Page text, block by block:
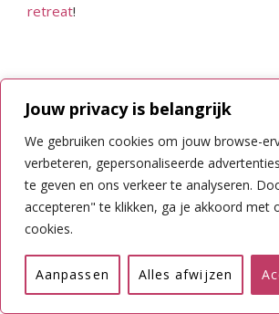
Jouw privacy is belangrijk
We gebruiken cookies om jouw browse-
verbeteren, gepersonaliseerde
te geven en ons verkeer te analyseren.
accepteren" te klikken, ga je akkoord met
cookies.
Aanpassen Alles afwijzen
retreat!
Sommige links op deze site zijn affiliate links.
link koopt, ontvang ik mogelijk een
ANDALUSIË CÁDIZ
2